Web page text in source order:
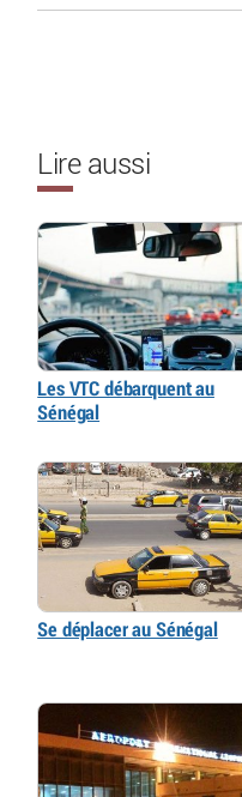
Lire aussi
Les VTC débarquent au
Sénégal
Se déplacer au Sénégal